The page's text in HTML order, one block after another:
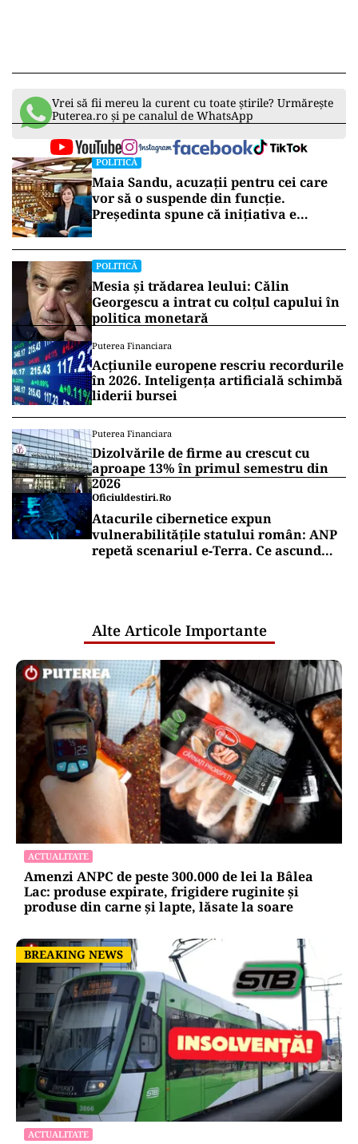
Vrei să fii mereu la curent cu toate știrile? Urmărește
Puterea.ro și pe canalul de WhatsApp
POLITICĂ
Maia Sandu, acuzații pentru cei care
vor să o suspende din funcție.
Președinta spune că inițiativa e
POLITICĂ
Mesia și trădarea leului: Călin
Georgescu a intrat cu colțul capului în
politica monetară
Puterea Financiara
Acțiunile europene rescriu recordurile
în 2026. Inteligența artificială schimbă
liderii bursei
Puterea Financiara
Dizolvările de firme au crescut cu
aproape 13% în primul semestru din
2026
Oficiuldestiri.ro
Atacurile cibernetice expun
vulnerabilitățile statului român: ANP
repetă scenariul e‑Terra. Ce ascund
Alte Articole Importante
ACTUALITATE
Amenzi ANPC de peste 300.000 de lei la Bâlea
Lac: produse expirate, frigidere ruginite și
produse din carne și lapte, lăsate la soare
BREAKING NEWS
BREAKING NEWS
ACTUALITATE